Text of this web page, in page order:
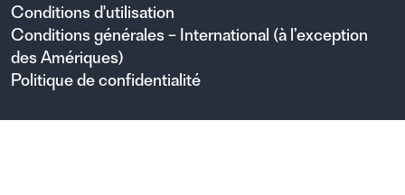
Conditions d'utilisation
Conditions générales – International (à l’exception
des Amériques)
Politique de confidentialité